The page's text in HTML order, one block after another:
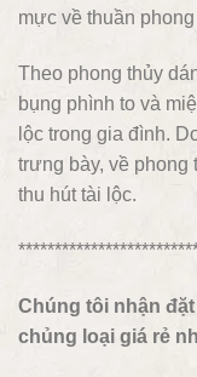
mực về thuần
Theo phong thủy
bụng phình to và
lộc trong gia đình.
trưng bày, về phong
thu hút tài lộc.
Chúng tôi nhận
chủng loại giá rẻ